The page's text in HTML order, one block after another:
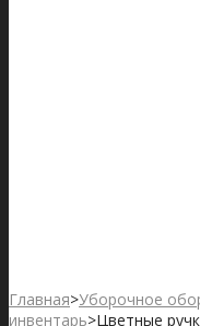
Главная>Уборочное
инвентарь>Цветные